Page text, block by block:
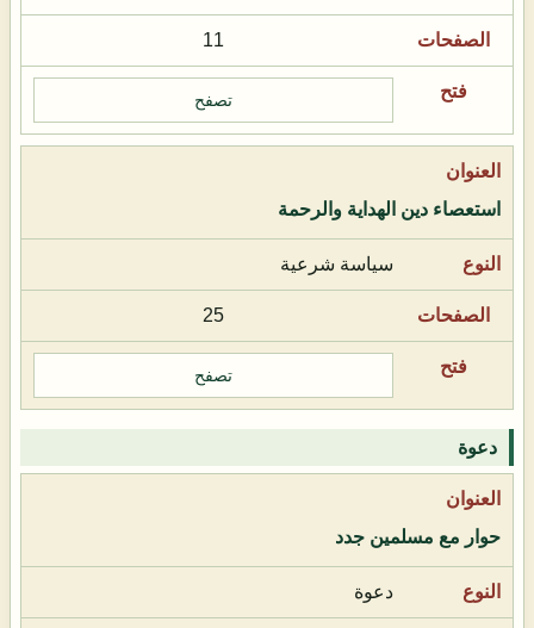
11
تصفح
استعصاء دين الهداية والرحمة
سياسة شرعية
25
تصفح
دعوة
حوار مع مسلمين جدد
دعوة